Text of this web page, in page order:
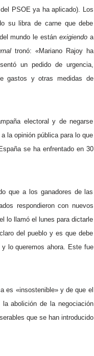
PSOE ya ha aplicado). Los
su libra de carne que debe
mundo le están exigiendoa
tronó: «Mariano Rajoy ha
un pedido de urgencia,
gastos y otras medidas de
electoral y de negarse
la opinión pública para lo que
se ha enfrentado en 30
que a los ganadores de las
respondieron con nuevos
lo llamó el lunes para dictarle
del pueblo y es que debe
lo queremos ahora. Este fue
es «insostenible» y de que el
abolición de la negociación
que se han introducido